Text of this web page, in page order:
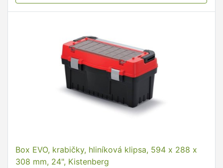
Box EVO, krabičky, hliníková klipsa, 594 x 288 x
308 mm, 24", Kistenberg